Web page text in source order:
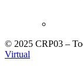
© 2025 CRP03 –
Virtual